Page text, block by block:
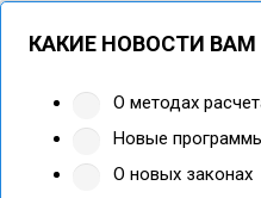
КАКИЕ НОВОСТИ
О методах
Новые
О новых законах